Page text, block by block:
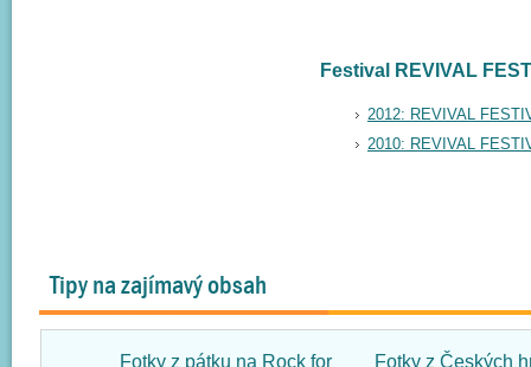
Festival REVIVAL
2012: REVIVAL
2010: REVIVAL
Tipy na zajímavý obsah
Fotky z pátku na Rock for
Fotky z Českých